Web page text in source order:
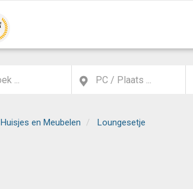
Huisjes en Meubelen Loungesetje